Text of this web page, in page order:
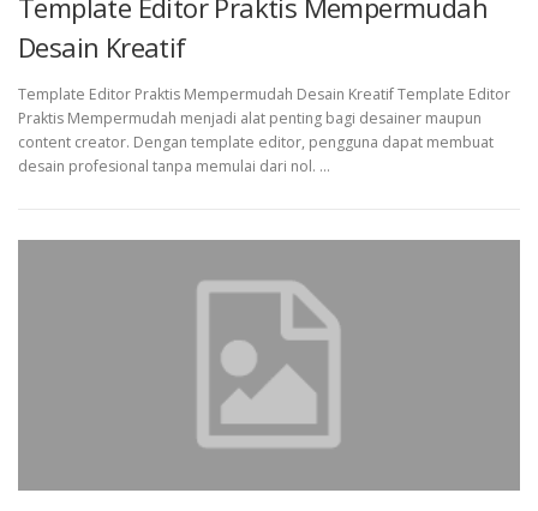
Template Editor Praktis Mempermudah
Desain Kreatif
Template Editor Praktis Mempermudah Desain Kreatif Template Editor
Praktis Mempermudah menjadi alat penting bagi desainer maupun
content creator. Dengan template editor, pengguna dapat membuat
desain profesional tanpa memulai dari nol. …